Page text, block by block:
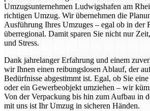
Umzugsunternehmen Ludwigshafen am
richtigen Umzug. Wir übernehmen die
Ausführung Ihres Umzuges – egal ob in der
überregional. Damit sparen Sie nicht nur
und Stress.
Dank jahrelanger Erfahrung und einem
wir Ihnen einen reibungslosen Ablauf, der
Bedürfnisse abgestimmt ist. Egal, ob Sie
oder ein Gewerbeobjekt umziehen – wir
Von der Verpackung bis hin zum Aufbau in
mit uns ist Ihr Umzug in sicheren Händen.